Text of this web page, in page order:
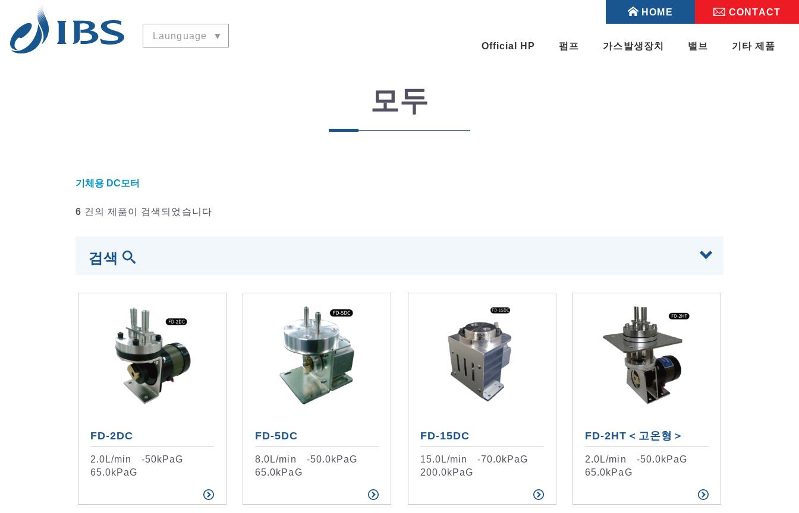
Launguage
Official HP
펌프 가스발생장치 밸브 기타 제품
HOME CONTACT
모두
기체용 DC모터
6 건의 제품이 검색되었습니다
검색
FD-2DC
2.0L/min -50kPaG
65.0kPaG
FD-5DC
8.0L/min -50.0kPaG
65.0kPaG
FD-15DC
15.0L/min -70.0kPaG
200.0kPaG
FD-2HT＜고온형＞
2.0L/min -50.0kPaG
65.0kPaG